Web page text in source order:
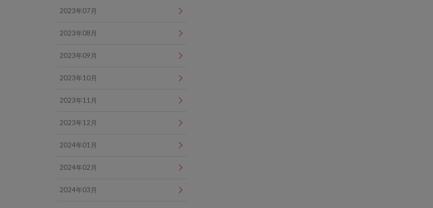
2023年07月
2023年08月
2023年09月
2023年10月
2023年11月
2023年12月
2024年01月
2024年02月
2024年03月